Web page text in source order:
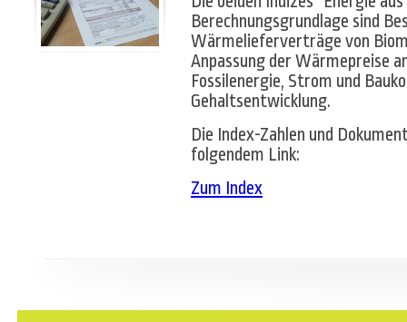
Berechnungsgrundlage sind
Wärmelieferverträge von
Anpassung der Wärmepreise
Fossilenergie, Strom und
Gehaltsentwicklung.
Die Index-Zahlen und
folgendem Link:
Zum Index